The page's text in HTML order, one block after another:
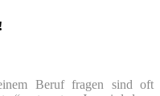
Beruf fragen sind oft